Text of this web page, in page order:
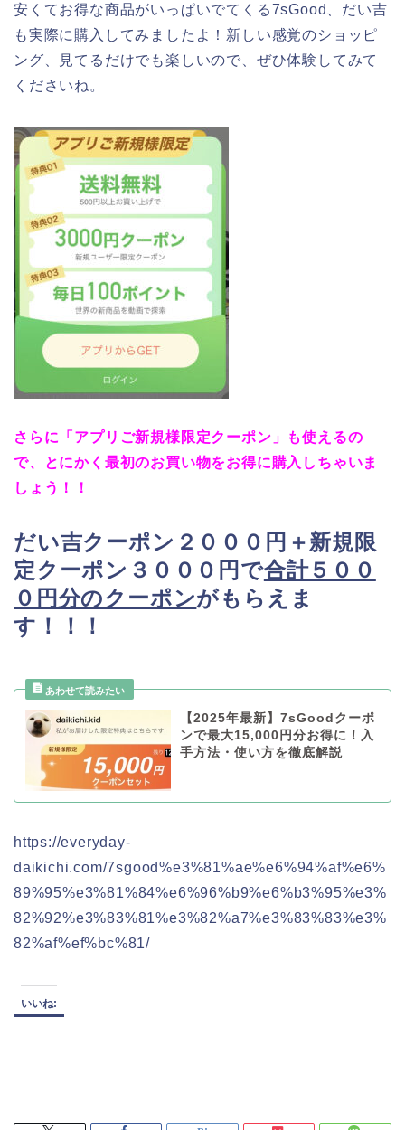
安くてお得な商品がいっぱいでてくる7sGood、だい吉
も実際に購入してみましたよ！新しい感覚のショッピ
ング、見てるだけでも楽しいので、ぜひ体験してみて
くださいね。
さらに「アプリご新規様限定クーポン」も使えるの
で、とにかく最初のお買い物をお得に購入しちゃいま
しょう！！
だい吉クーポン２０００円＋新規限
定クーポン３０００円で合計５００
０円分のクーポンがもらえま
す！！！
【2025年最新】7sGoodクーポ
ンで最大15,000円分お得に！入
手方法・使い方を徹底解説
https://everyday-
daikichi.com/7sgood%e3%81%ae%e6%94%af%e6%
89%95%e3%81%84%e6%96%b9%e6%b3%95%e3%
82%92%e3%83%81%e3%82%a7%e3%83%83%e3%
82%af%ef%bc%81/
いいね: